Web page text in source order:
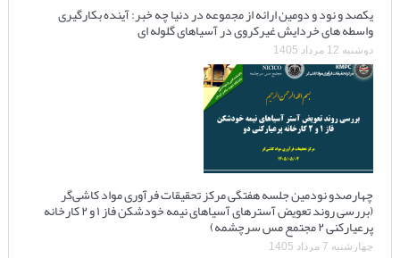
یکصد و نود و دومین ارائه از مجموعه در دنیا چه خبر: آینده بکارگیری
واسطه های خردایش غیرکروی در آسیاهای گلوله ای
دوشنبه 12 مرداد 1405
چهارصدو نودمین جلسه هفتگی مرکز تحقیقات فرآوری مواد کاشی‌گر
(بررسی روند تعویض آسترهای آسیاهای نیمه خودشکن فاز ۱ و ۲ کارخانه
پرعیارکنی ۲ مجتمع مس سرچشمه)
چهارشنبه 7 مرداد 1405